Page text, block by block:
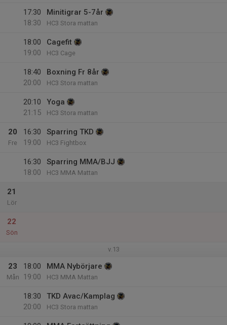
17:30
18:30
Minitigrar 5-7år
HC3 Stora mattan
18:00
19:00
Cagefit
HC3 Cage
18:40
20:00
Boxning Fr 8år
HC3 Stora mattan
20:10
21:15
Yoga
HC3 Stora mattan
20
Fre
16:30
19:00
Sparring TKD
HC3 Fightbox
16:30
18:00
Sparring MMA/BJJ
HC3 MMA Mattan
21
Lör
22
Sön
v.13
23
Mån
18:00
19:00
MMA Nybörjare
HC3 MMA Mattan
18:30
20:00
TKD Avac/Kamplag
HC3 Stora mattan